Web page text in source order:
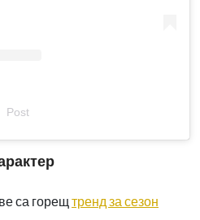
Post
са горещ тренд за сезон